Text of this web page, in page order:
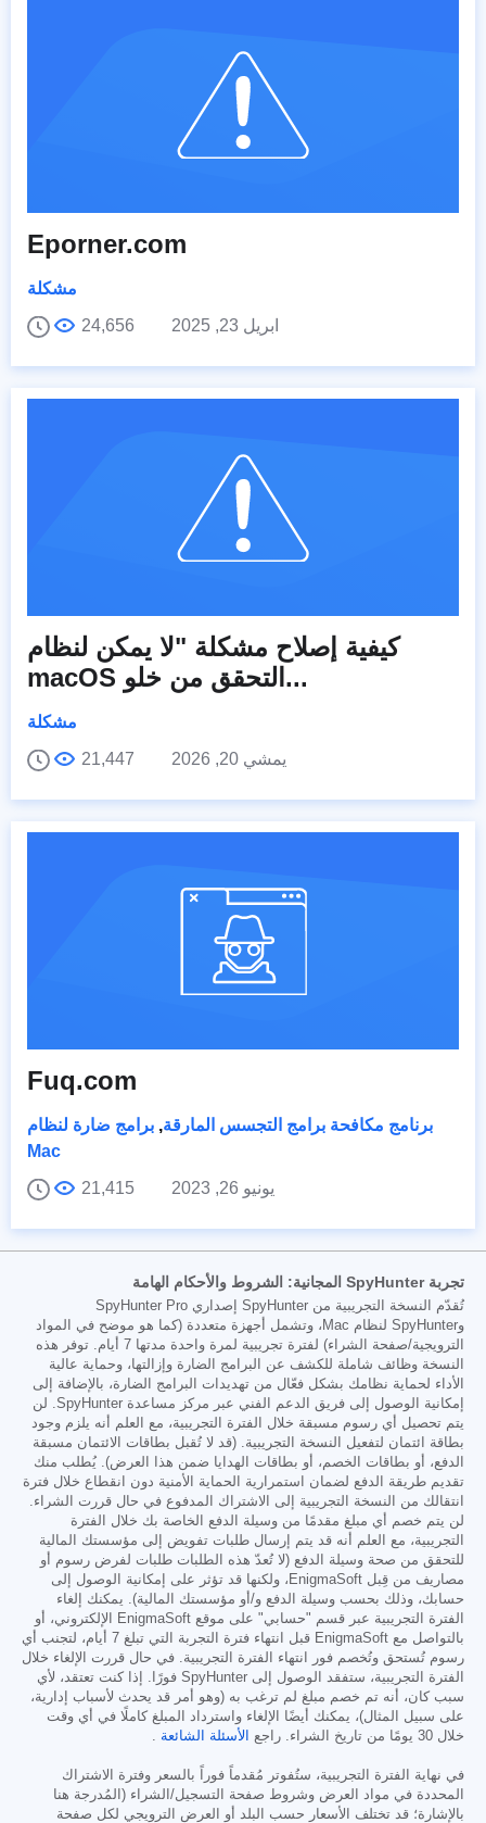
Eporner.com
مشكلة
ابريل 23, 2025
24,656
كيفية إصلاح مشكلة "لا يمكن لنظام
macOS التحقق من خلو...
مشكلة
يمشي 20, 2026
21,447
Fuq.com
برنامج مكافحة برامج التجسس المارقة, برامج ضارة لنظام
Mac
يونيو 26, 2023
21,415
تجربة SpyHunter المجانية: الشروط والأحكام الهامة
تُقدّم النسخة التجريبية من SpyHunter إصداري SpyHunter Pro
وSpyHunter لنظام Mac، وتشمل أجهزة متعددة (كما هو موضح في المواد
الترويجية/صفحة الشراء) لفترة تجريبية لمرة واحدة مدتها 7 أيام. توفر هذه
النسخة وظائف شاملة للكشف عن البرامج الضارة وإزالتها، وحماية عالية
الأداء لحماية نظامك بشكل فعّال من تهديدات البرامج الضارة، بالإضافة إلى
إمكانية الوصول إلى فريق الدعم الفني عبر مركز مساعدة SpyHunter. لن
يتم تحصيل أي رسوم مسبقة خلال الفترة التجريبية، مع العلم أنه يلزم وجود
بطاقة ائتمان لتفعيل النسخة التجريبية. (قد لا تُقبل بطاقات الائتمان مسبقة
الدفع، أو بطاقات الخصم، أو بطاقات الهدايا ضمن هذا العرض). يُطلب منك
تقديم طريقة الدفع لضمان استمرارية الحماية الأمنية دون انقطاع خلال فترة
انتقالك من النسخة التجريبية إلى الاشتراك المدفوع في حال قررت الشراء.
لن يتم خصم أي مبلغ مقدمًا من وسيلة الدفع الخاصة بك خلال الفترة
التجريبية، مع العلم أنه قد يتم إرسال طلبات تفويض إلى مؤسستك المالية
للتحقق من صحة وسيلة الدفع (لا تُعدّ هذه الطلبات طلبات لفرض رسوم أو
مصاريف من قِبل EnigmaSoft، ولكنها قد تؤثر على إمكانية الوصول إلى
حسابك، وذلك بحسب وسيلة الدفع و/أو مؤسستك المالية). يمكنك إلغاء
الفترة التجريبية عبر قسم "حسابي" على موقع EnigmaSoft الإلكتروني، أو
بالتواصل مع EnigmaSoft قبل انتهاء فترة التجربة التي تبلغ 7 أيام، لتجنب أي
رسوم تُستحق وتُخصم فور انتهاء الفترة التجريبية. في حال قررت الإلغاء خلال
الفترة التجريبية، ستفقد الوصول إلى SpyHunter فورًا. إذا كنت تعتقد، لأي
سبب كان، أنه تم خصم مبلغ لم ترغب به (وهو أمر قد يحدث لأسباب إدارية،
على سبيل المثال)، يمكنك أيضًا الإلغاء واسترداد المبلغ كاملًا في أي وقت
خلال 30 يومًا من تاريخ الشراء. راجع
الأسئلة الشائعة
في نهاية الفترة التجريبية، ستُفوتر مُقدماً فوراً بالسعر وفترة الاشتراك
المحددة في مواد العرض وشروط صفحة التسجيل/الشراء (المُدرجة هنا
بالإشارة؛ قد تختلف الأسعار حسب البلد أو العرض الترويجي لكل صفحة